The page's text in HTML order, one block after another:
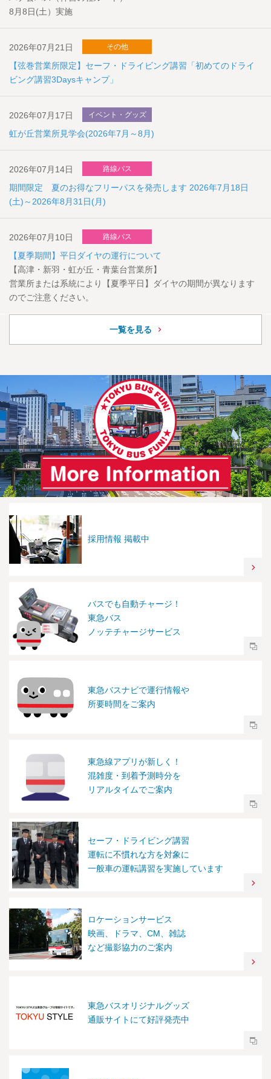
8月8日(土）実施
2026年07月21日 その他
【弦巻営業所限定】セーフ・ドライビング講習「初めてのドライ
ビング講習3Daysキャンプ」
2026年07月17日 イベント・グッズ
虹が丘営業所見学会(2026年7月～8月)
2026年07月14日 路線バス
期間限定 夏のお得なフリーパスを発売します 2026年7月18日
(土)～2026年8月31日(月)
2026年07月10日 路線バス
【夏季期間】平日ダイヤの運行について
【高津・新羽・虹が丘・青葉台営業所】
営業所または系統により【夏季平日】ダイヤの期間が異なります
のでご注意ください。
一覧を見る
採用情報 掲載中
バスでも自動チャージ！
東急バス
ノッテチャージサービス
東急バスナビで運行情報や
所要時間をご案内
東急線アプリが新しく！
混雑度・到着予測時分を
リアルタイムでご案内
セーフ・ドライビング講習
運転に不慣れな方を対象に
一般車の運転講習を実施しています
ロケーションサービス
映画、ドラマ、CM、雑誌
など撮影協力のご案内
東急バスオリジナルグッズ
通販サイトにて好評発売中